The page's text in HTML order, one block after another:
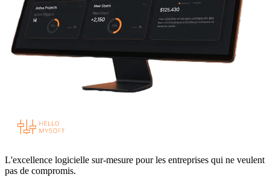
L'excellence logicielle sur-mesure pour les entreprises qui ne veulent
pas de compromis.